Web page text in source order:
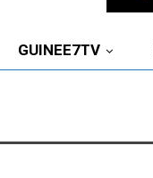
GUINEE7TV